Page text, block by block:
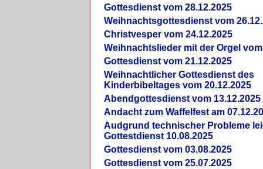
Gottesdienst vom 28.12.2025
Weihnachtsgottesdienst vom
Christvesper vom 24.12.2025
Weihnachtslieder mit der Orgel vom
Gottesdienst vom 21.12.2025
Weihnachtlicher Gottesdienst des
Kinderbibeltages vom 20.12.2025
Abendgottesdienst vom 13.12.2025
Andacht zum Waffelfest am
Audgrund technischer Probleme
Gottestdienst 10.08.2025
Gottesdienst vom 03.08.2025
Gottesdienst vom 25.07.2025